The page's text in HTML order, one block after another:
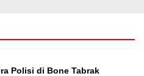
Polisi di Bone Tabrak